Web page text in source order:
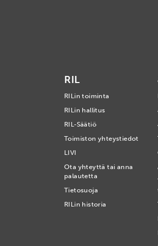
RIL
RILin toiminta
RILin hallitus
RIL-Säätiö
Toimiston yhteystiedot
LIVI
Ota yhteyttä tai anna
palautetta
Tietosuoja
RILin historia